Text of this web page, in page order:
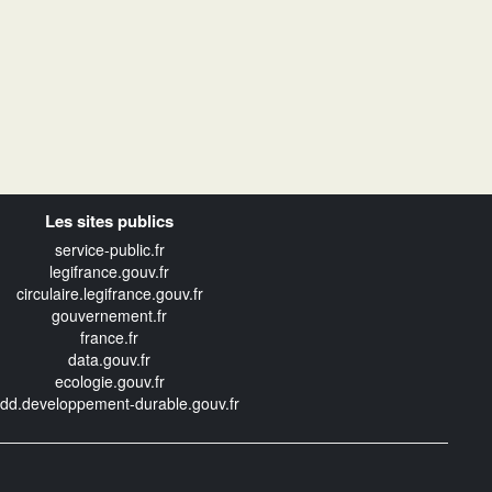
Les sites publics
service-public.fr
legifrance.gouv.fr
circulaire.legifrance.gouv.fr
gouvernement.fr
france.fr
data.gouv.fr
ecologie.gouv.fr
durable.gouv.fr